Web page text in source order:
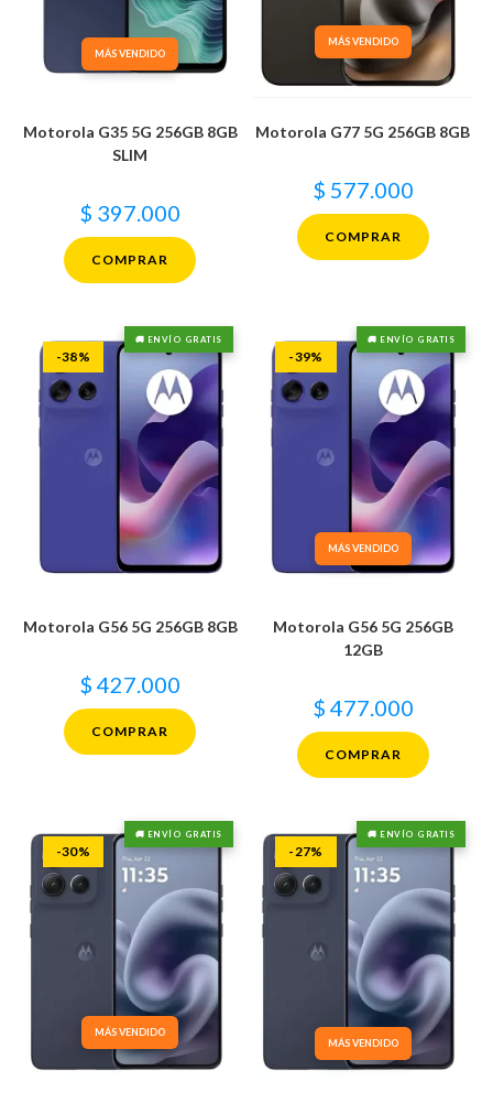
MÁS VENDIDO
Motorola G35 5G 256GB 8GB
SLIM
$ 397.000
COMPRAR
MÁS VENDIDO
Motorola G77 5G 256GB 8GB
$ 577.000
COMPRAR
🚚 ENVÍO GRATIS
-38%
Motorola G56 5G 256GB 8GB
$ 427.000
COMPRAR
MÁS VENDIDO
🚚 ENVÍO GRATIS
-39%
Motorola G56 5G 256GB
12GB
$ 477.000
COMPRAR
MÁS VENDIDO
🚚 ENVÍO GRATIS
-30%
MÁS VENDIDO
🚚 ENVÍO GRATIS
-27%